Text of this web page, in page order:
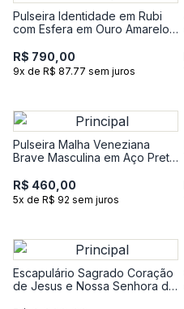
Pulseira Identidade em Rubi
com Esfera em Ouro Amarelo
R$ 790,00
9x de R$ 87.77 sem juros
Pulseira Malha Veneziana
Brave Masculina em Aço Preto
R$ 460,00
5x de R$ 92 sem juros
Escapulário Sagrado Coração
de Jesus e Nossa Senhora do